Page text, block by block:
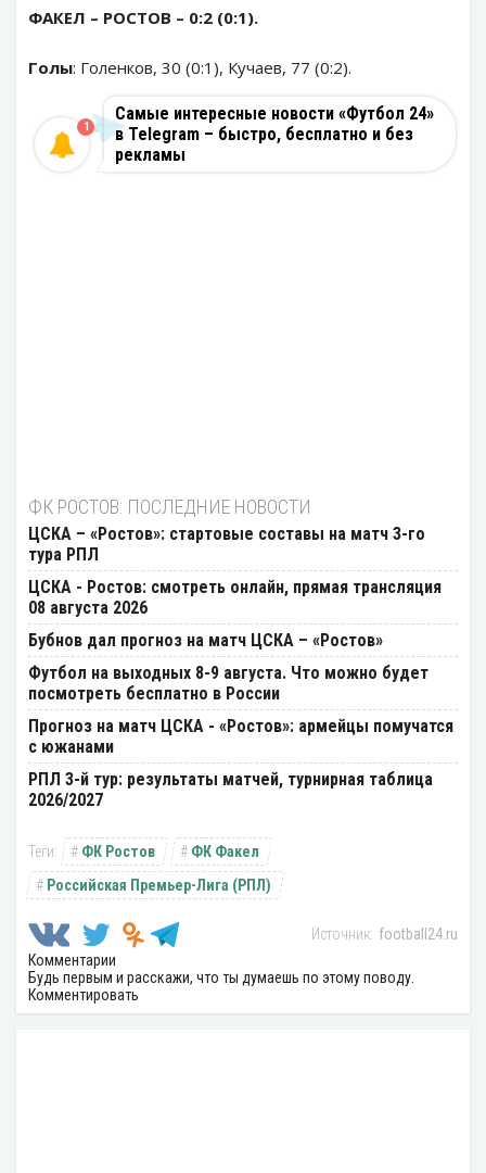
ФАКЕЛ – РОСТОВ – 0:2 (0:1).
Голы: Голенков, 30 (0:1), Кучаев, 77 (0:2).
Самые интересные новости «Футбол 24»
в Telegram – быстро, бесплатно и без
рекламы
1
ФК РОСТОВ: ПОСЛЕДНИЕ НОВОСТИ
ЦСКА – «Ростов»: стартовые составы на матч 3-го
тура РПЛ
ЦСКА - Ростов: смотреть онлайн, прямая трансляция
08 августа 2026
Бубнов дал прогноз на матч ЦСКА – «Ростов»
Футбол на выходных 8-9 августа. Что можно будет
посмотреть бесплатно в России
Прогноз на матч ЦСКА - «Ростов»: армейцы помучатся
с южанами
РПЛ 3-й тур: результаты матчей, турнирная таблица
2026/2027
ФК Ростов
ФК Факел
Российская Премьер-Лига (РПЛ)
football24.ru
Комментарии
Будь первым и расскажи, что ты думаешь по этому поводу.
Комментировать